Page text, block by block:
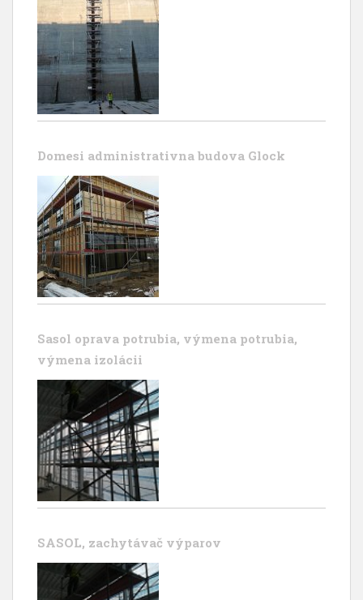
Domesi administrativna budova Glock
Sasol oprava potrubia, výmena potrubia,
výmena izolácii
SASOL, zachytávač výparov